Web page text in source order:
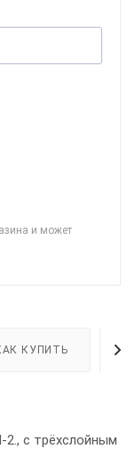
и может
КУПИТЬ
с трёхслойным